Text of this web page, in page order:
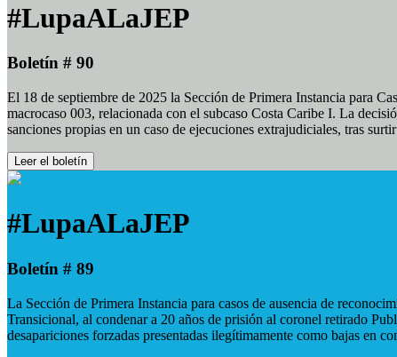
#LupaALaJEP
Boletín # 90
El 18 de septiembre de 2025 la Sección de Primera Instancia para
macrocaso 003, relacionada con el subcaso Costa Caribe I. La
sanciones propias en un caso de ejecuciones extrajudiciales, tras
Leer el boletín
#LupaALaJEP
Boletín # 89
La Sección de Primera Instancia para casos de ausencia de
Transicional, al condenar a 20 años de prisión al coronel retirado
desapariciones forzadas presentadas ilegítimamente como bajas en